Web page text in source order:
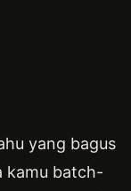
yang bagus
kamu batch-